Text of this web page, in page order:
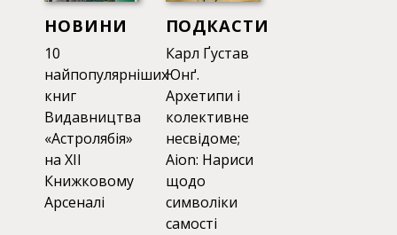
НОВИНИ
10
найпопулярніших
книг
Видавництва
«Астролябія»
на XII
Книжковому
Арсеналі
ПОДКАСТИ
Карл Ґустав
Юнґ.
Архетипи і
колективне
несвідоме;
Аion: Нариси
щодо
символіки
самості